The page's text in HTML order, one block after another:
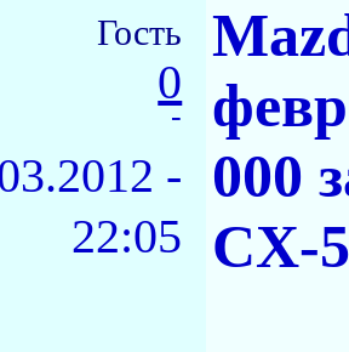
Гость
0
-
-
22:05
000
CX-